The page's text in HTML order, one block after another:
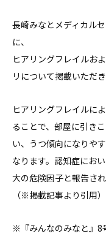
長崎みなとメディカル
に、
ヒアリングフレイルお
リについて掲載いただき
ヒアリングフレイルに
ることで、部屋に引き
い、うつ傾向になりや
なります。認知症にお
大の危険因子と報告され
（※掲載記事より引用）
※『みんなのみなと』8